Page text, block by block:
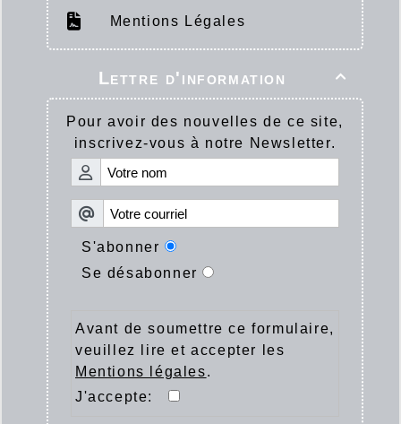
Mentions Légales

Lettre d'information
Pour avoir des nouvelles de ce site,
inscrivez-vous à notre Newsletter.
S'abonner
Se désabonner
Avant de soumettre ce formulaire,
veuillez lire et accepter les
Mentions légales.
J'accepte: